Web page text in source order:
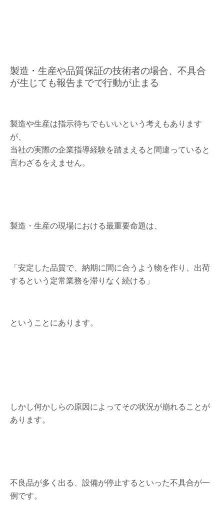
製造・生産や品質保証の技術者の場合、不具合
が生じても報告までで行動が止まる
製造や生産は指示待ちでもいいという考えもあります
が、
当社の実際の企業指導経験を踏まえると間違っていると
言わざるをえません。
製造・生産の現場における最重要命題は、
「安定した品質で、納期に間に合うよう物を作り、出荷
するという定常業務を滞りなく続ける」
ということにあります。
しかし何かしらの原因によってその状況が崩れることが
あります。
不良品が多く出る、設備が停止するといった不具合が一
例です。